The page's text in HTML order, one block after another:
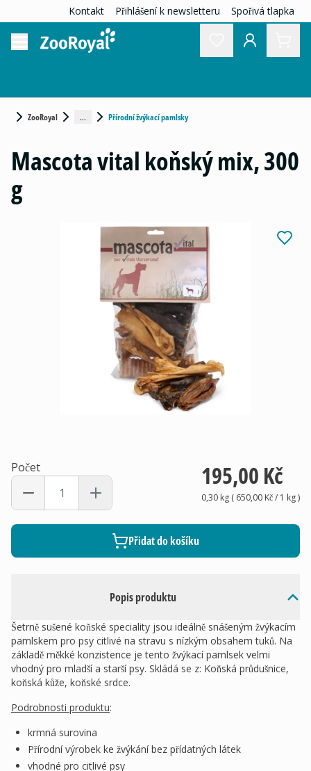
Kontakt Přihlášení k newsletteru Spořivá tlapka
ZooRoyal ... Přírodní žvýkací pamlsky
Popis produktu
Šetrně sušené koňské speciality jsou ideálně snášeným žvýkacím
pamlskem pro psy citlivé na stravu s nízkým obsahem tuků. Na
základě měkké konzistence je tento žvýkací pamlsek velmi
vhodný pro mladší a starší psy. Skládá se z: Koňská průdušnice,
koňská kůže, koňské srdce.
Podrobnosti produktu:
krmná surovina
Přírodní výrobek ke žvýkání bez přídatných látek
vhodné pro citlivé psy
Mascota vital koňský mix, 300
g
Počet 195,00 Kč
0,30 kg( 650,00 Kč/ 1 kg)
Přidat do košíku